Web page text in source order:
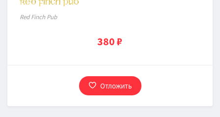
Red Finch Pub
380 ₽
Отложить